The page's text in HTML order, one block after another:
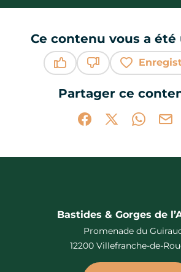
Ce contenu vous a été
Partager ce
Partager sur
Partager sur
Partager
Bastides & Gorges de
Promenade du
12200 Villefranche-de-